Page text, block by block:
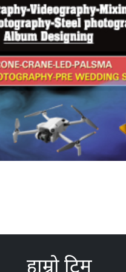
हाम्रो टिम